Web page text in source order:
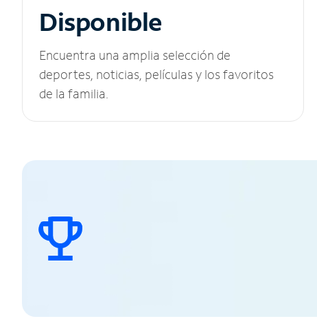
Disponible
Encuentra una amplia selección de
deportes, noticias, películas y los favoritos
de la familia.